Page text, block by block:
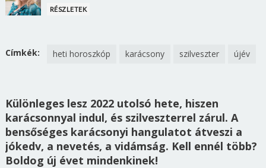
RÉSZLETEK
Címkék: heti horoszkóp karácsony szilveszter újév
Különleges lesz 2022 utolsó hete, hiszen
karácsonnyal indul, és szilveszterrel zárul. A
bensőséges karácsonyi hangulatot átveszi a
jókedv, a nevetés, a vidámság. Kell ennél több?
Boldog új évet mindenkinek!